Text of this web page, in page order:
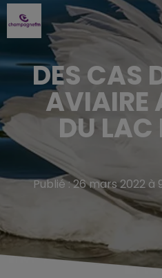
DES CAS
AVIAIRE
DU LAC
Publié : 26 mars 2022 à